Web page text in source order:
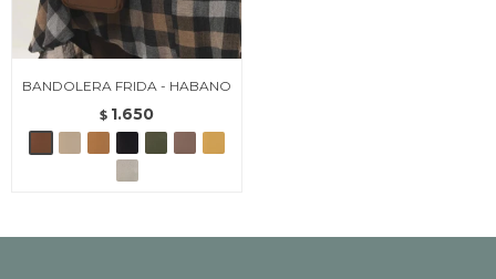
BANDOLERA FRIDA - HABANO
$ 1.650